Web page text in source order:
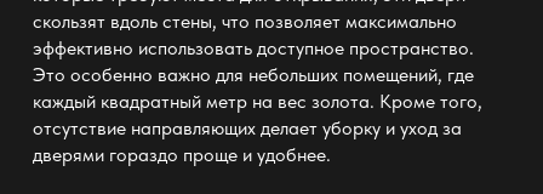
скользят вдоль стены, что позволяет максимально
эффективно использовать доступное пространство.
Это особенно важно для небольших помещений, где
каждый квадратный метр на вес золота. Кроме того,
отсутствие направляющих делает уборку и уходза
дверями гораздо проще и удобнее.